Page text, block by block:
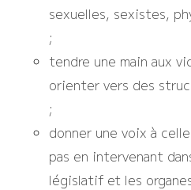
sexuelles, sexistes,
;
tendre une main aux
orienter vers des
;
donner une voix à
pas en intervenant
législatif et les